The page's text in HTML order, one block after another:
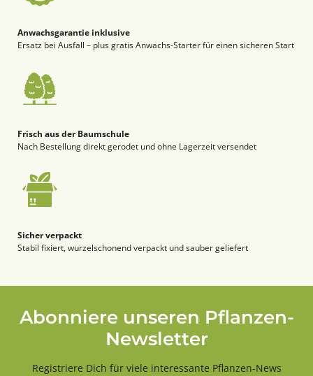
Anwachsgarantie inklusive
Ersatz bei Ausfall – plus gratis Anwachs-Starter für einen sicheren Start
Frisch aus der Baumschule
Nach Bestellung direkt gerodet und ohne Lagerzeit versendet
Sicher verpackt
Stabil fixiert, wurzelschonend verpackt und sauber geliefert
Abonniere unseren Pflanzen-
Newsletter
Registriere Dich für viele interessante Pflanzen-News